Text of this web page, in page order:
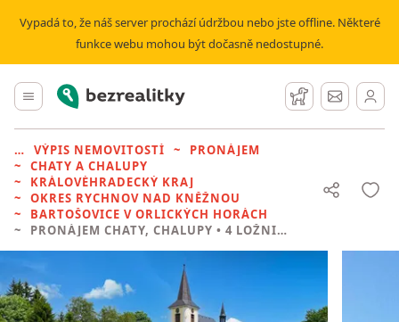
Vypadá to, že náš server prochází údržbou nebo jste offline. Některé
funkce webu mohou být dočasně nedostupné.
Hlavní menu
Bezrealitky Hlídací pes
Zprávy
VÝPIS NEMOVITOSTÍ
PRONÁJEM
CHATY A CHALUPY
KRÁLOVÉHRADECKÝ KRAJ
OKRES RYCHNOV NAD KNĚŽNOU
BARTOŠOVICE V ORLICKÝCH HORÁCH
PRONÁJEM CHATY, CHALUPY • 4 LOŽNICE BEZ REALITKY